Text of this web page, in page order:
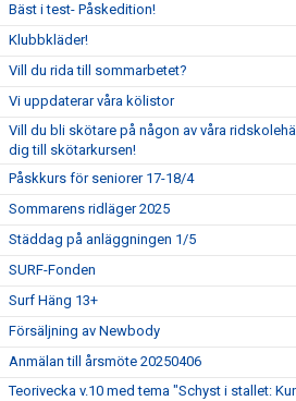
Bäst i test- Påskedition!
Klubbkläder!
Vill du rida till sommarbetet?
Vi uppdaterar våra kölistor
Vill du bli skötare på någon av våra
dig till skötarkursen!
Påskkurs för seniorer 17-18/4
Sommarens ridläger 2025
Städdag på anläggningen 1/5
SURF-Fonden
Surf Häng 13+
Försäljning av Newbody
Anmälan till årsmöte 20250406
Teorivecka v.10 med tema "Schyst i stallet: